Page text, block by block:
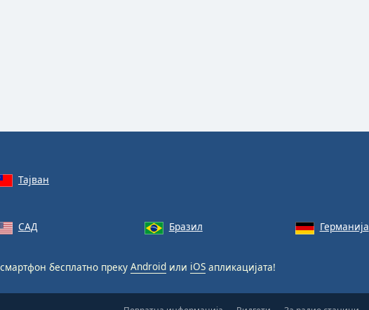
Тајван
САД Бразил Германија
смартфон бесплатно преку Android или iOS апликацијата!